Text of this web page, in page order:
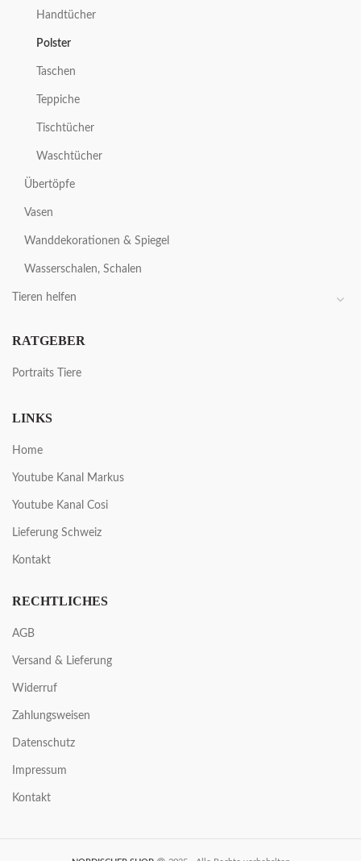
Handtücher
Polster
Taschen
Teppiche
Tischtücher
Waschtücher
Übertöpfe
Vasen
Wanddekorationen & Spiegel
Wasserschalen, Schalen
Tieren helfen
RATGEBER
Portraits Tiere
LINKS
Home
Youtube Kanal Markus
Youtube Kanal Cosi
Lieferung Schweiz
Kontakt
RECHTLICHES
AGB
Versand & Lieferung
Widerruf
Zahlungsweisen
Datenschutz
Impressum
Kontakt